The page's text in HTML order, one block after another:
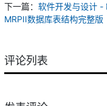
下一篇： 软件开发与设计 -
MRPII数据库表结构完整版
评论列表